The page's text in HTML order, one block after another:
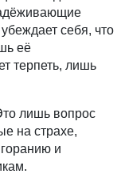
себя, что
её
терпеть, лишь
лишь вопрос
на страхе,
и